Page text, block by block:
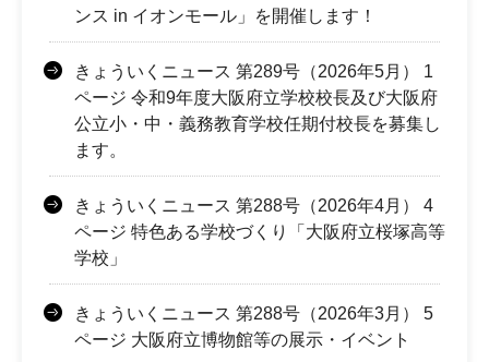
ンス in イオンモール」を開催します！
きょういくニュース 第289号（2026年5月） 1
ページ 令和9年度大阪府立学校校長及び大阪府
公立小・中・義務教育学校任期付校長を募集し
ます。
きょういくニュース 第288号（2026年4月） 4
ページ 特色ある学校づくり「大阪府立桜塚高等
学校」
きょういくニュース 第288号（2026年3月） 5
ページ 大阪府立博物館等の展示・イベント